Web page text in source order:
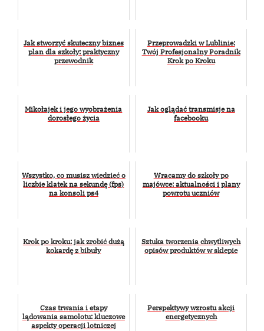
Jak stworzyć skuteczny biznes
plan dla szkoły: praktyczny
przewodnik
Przeprowadzki w Lublinie:
Twój Profesjonalny Poradnik
Krok po Kroku
Mikołajek i jego wyobrażenia
dorosłego życia
Jak oglądać transmisje na
facebooku
Wszystko, co musisz wiedzieć o
liczbie klatek na sekundę (fps)
na konsoli ps4
Wracamy do szkoły po
majówce: aktualności i plany
powrotu uczniów
Krok po kroku: jak zrobić dużą
kokardę z bibuły
Sztuka tworzenia chwytliwych
opisów produktów w sklepie
Czas trwania i etapy
lądowania samolotu: kluczowe
aspekty operacji lotniczej
Perspektywy wzrostu akcji
energetycznych